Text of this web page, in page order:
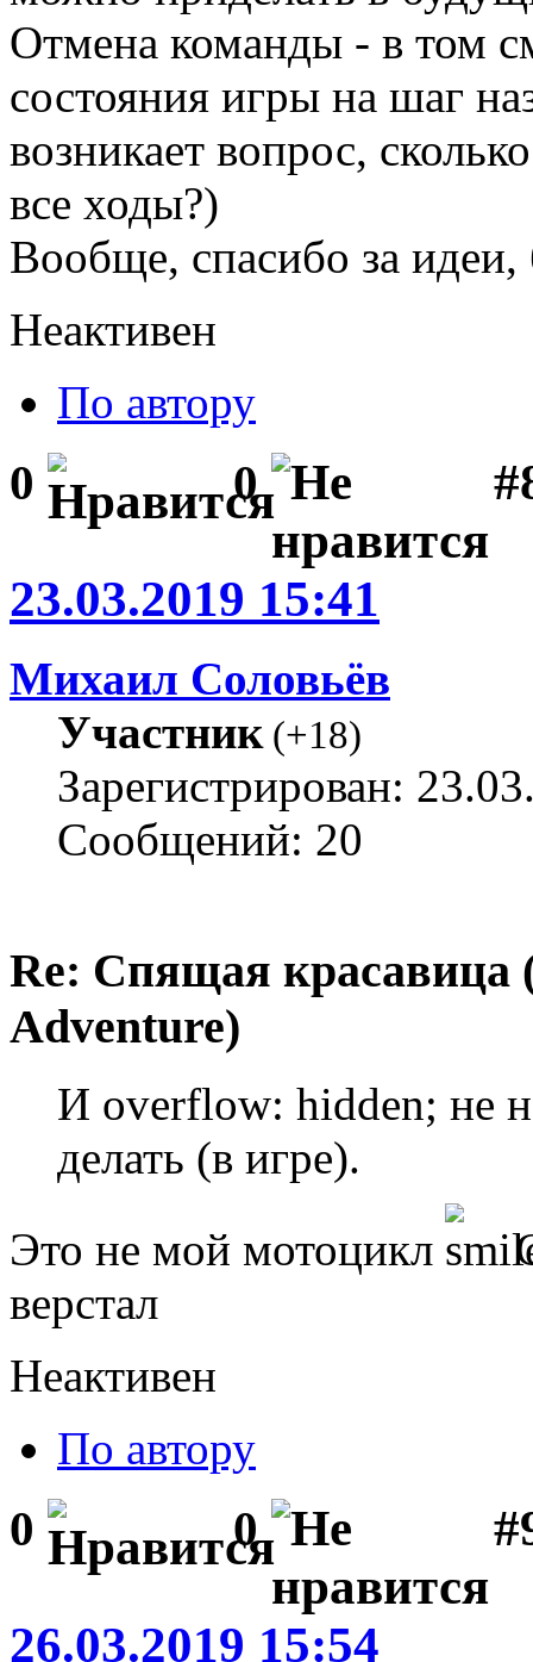
Отмена команды - в том
состояния игры на шаг
возникает вопрос,
все ходы?)
Вообще, спасибо за идеи,
Неактивен
По автору
0 0
23.03.2019 15:41
Михаил Соловьёв
Участник(+18)
Зарегистрирован:
Сообщений: 20
Re: Спящая красавица
Adventure)
И overflow: hidden; не
делать (в игре).
Это не мой мотоцикл
верстал
Неактивен
По автору
0 0
26.03.2019 15:54